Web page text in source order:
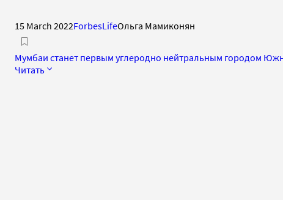
15 March 2022ForbesLifeОльга Мамиконян
Мумбаи станет первым углеродно нейтральным городом
Читать